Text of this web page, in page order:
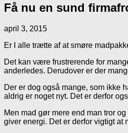
Få nu en sund
april 3, 2015
Er I alle trætte af at smøre
Det kan være frustrerende for
anderledes. Derudover er der
Der er dog også mange, som ikke
aldrig er noget nyt. Det er derfor
Men mad gør mere end man tror
giver energi. Det er derfor vigtigt at